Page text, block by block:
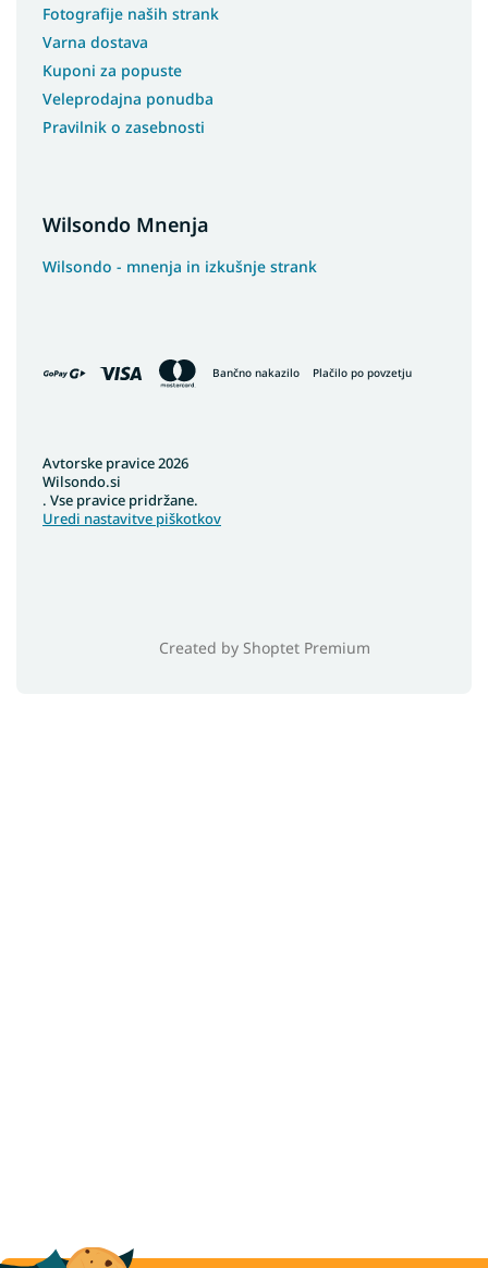
Fotografije naših strank
Varna dostava
Kuponi za popuste
Veleprodajna ponudba
Pravilnik o zasebnosti
Wilsondo Mnenja
Wilsondo - mnenja in izkušnje strank
Bančno nakazilo Plačilo po povzetju
Created by Shoptet Premium
Avtorske pravice 2026
Wilsondo.si
. Vse pravice pridržane.
Uredi nastavitve piškotkov